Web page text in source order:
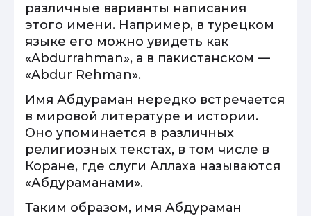
различные варианты написания
этого имени. Например, в турецком
языке его можно увидеть как
«Abdurrahman», а в пакистанском —
«Abdur Rehman».
Имя Абдураман нередко встречается
в мировой литературе и истории.
Оно упоминается в различных
религиозных текстах, в том числе в
Коране, где слуги Аллаха называются
«Абдураманами».
Таким образом, имя Абдураман